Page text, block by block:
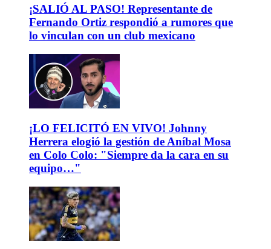
¡SALIÓ AL PASO! Representante de
Fernando Ortiz respondió a rumores que
lo vinculan con un club mexicano
¡LO FELICITÓ EN VIVO! Johnny
Herrera elogió la gestión de Aníbal Mosa
en Colo Colo: "Siempre da la cara en su
equipo…"